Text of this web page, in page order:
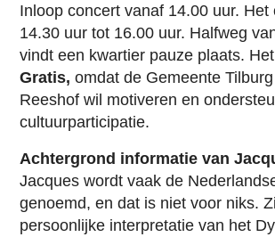
Inloop concert vanaf 14.00 uur. Het
14.30 uur tot 16.00 uur. Halfweg
vindt een kwartier pauze plaats.
Gratis, omdat de Gemeente
Reeshof wil motiveren en
cultuurparticipatie.
Achtergrond informatie van
Jacques wordt vaak de
genoemd, en dat is niet voor niks.
persoonlijke interpretatie van het